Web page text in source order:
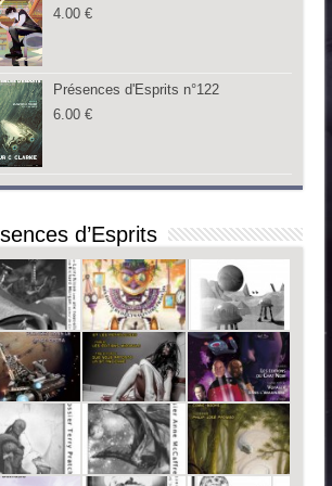
4.00 €
Présences d'Esprits n°122
6.00 €
d’Esprits